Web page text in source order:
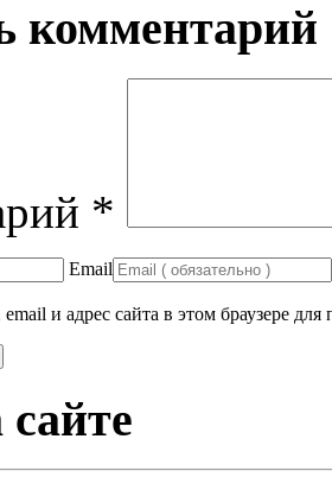
комментарий
*
Email
и адрес сайта в этом браузере